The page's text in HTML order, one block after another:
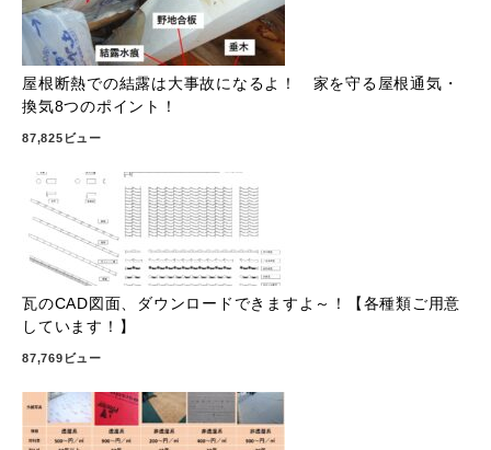
屋根断熱での結露は大事故になるよ！ 家を守る屋根通気・
換気8つのポイント！
87,825ビュー
瓦のCAD図面、ダウンロードできますよ～！【各種類ご用意
しています！】
87,769ビュー